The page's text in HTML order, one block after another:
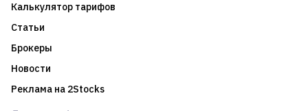
Калькулятор тарифов
Статьи
Брокеры
Новости
Реклама на 2Stocks